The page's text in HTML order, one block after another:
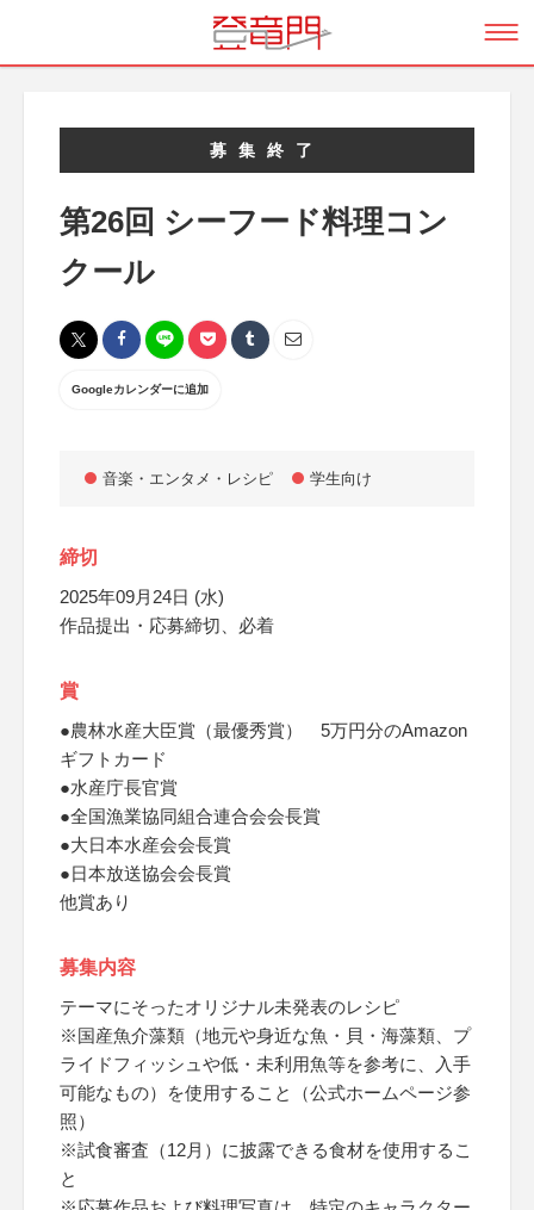
募集終了
第26回 シーフード料理コン
クール
Googleカレンダーに追加
音楽・エンタメ・レシピ 学生向け
締切
2025年09月24日 (水)
作品提出・応募締切、必着
賞
●農林水産大臣賞（最優秀賞） 5万円分のAmazon
ギフトカード
●水産庁長官賞
●全国漁業協同組合連合会会長賞
●大日本水産会会長賞
●日本放送協会会長賞
他賞あり
募集内容
テーマにそったオリジナル未発表のレシピ
※国産魚介藻類（地元や身近な魚・貝・海藻類、プ
ライドフィッシュや低・未利用魚等を参考に、入手
可能なもの）を使用すること（公式ホームページ参
照）
※試食審査（12月）に披露できる食材を使用するこ
と